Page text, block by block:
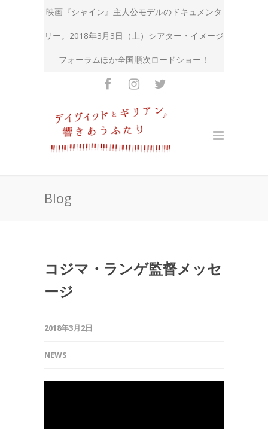
映画『シャイン』主人公モデルのドキュメンタ
リー。2018年3月3日（土）シアター・イメージ
フォーラムほか全国順次ロードショー！
Blog
コジマ・ランゲ監督メッセ
ージ
2018年3月2日
NEWS